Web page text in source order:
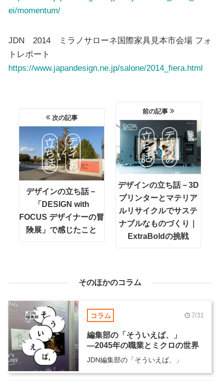
ei/momentum/
JDN 2014 ミラノサローネ国際家具見本市会場 フォ
トレポート
https://www.japandesign.ne.jp/salone/2014_fiera.html
次の記事
デザインの立ち話－
「DESIGN with
FOCUS デザイナーの冒
険展」で感じたこと
前の記事
デザインの立ち話－3D
プリンターとマテリア
ルリサイクルでサステ
ナブルなものづくり｜
ExtraBoldの挑戦
そのほかのコラム
コラム 7/31
編集部の「そういえば、」
―2045年の職業とミクロの世界
JDN編集部の「そういえば、」